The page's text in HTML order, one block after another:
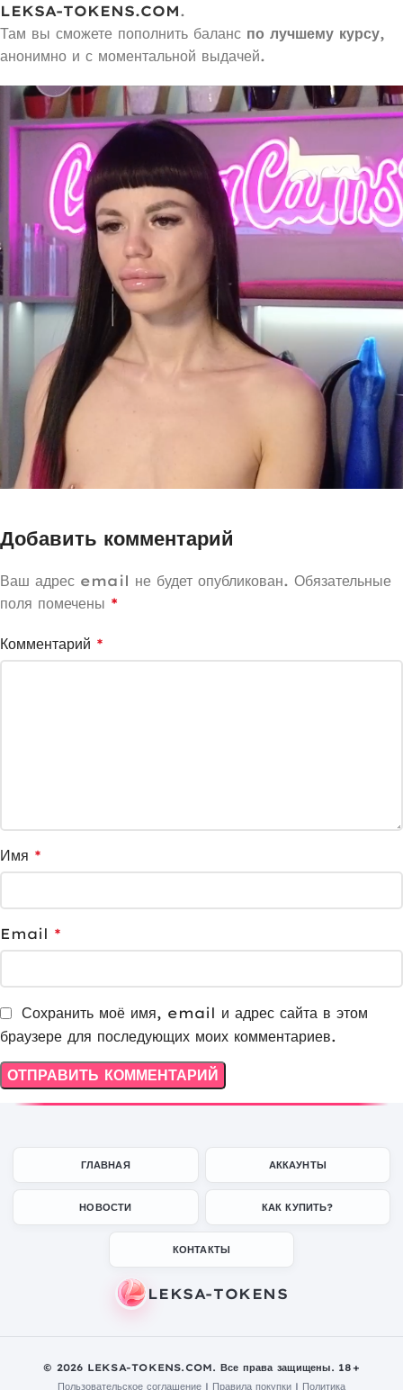
LEKSA-TOKENS.COM.
Там вы сможете пополнить баланс по лучшему курсу,
анонимно и с моментальной выдачей.
Добавить комментарий
Ваш адрес email не будет опубликован. Обязательные
поля помечены *
Комментарий *
Имя *
Email *
Сохранить моё имя, email и адрес сайта в этом
браузере для последующих моих комментариев.
ГЛАВНАЯ АККАУНТЫ
НОВОСТИ КАК КУПИТЬ?
КОНТАКТЫ
© 2026 LEKSA-TOKENS.COM. Все права защищены. 18+
Пользовательское соглашение | Правила покупки | Политика